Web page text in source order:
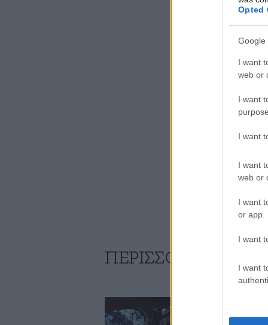
Opted
Google
I want
web or
I want
I want
I want
web or
I want
or app.
I want
I want
ΠΕΡΙΣΣΟΤΕΡΑ ΑΠΟ